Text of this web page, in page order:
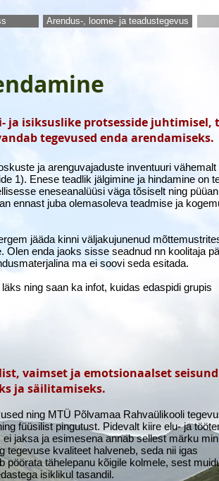
Arendus-, loome- ja teadustegevus
ja isiksuslike protsesside juhtimisel,
tegevused enda arendamiseks.
ja arenguvajaduste inventuuri
1). Enese teadlik jälgimine ja hindamine on
eneseanalüüsi väga tõsiselt ning
ennast juba olemasoleva teadmise ja
jääda kinni väljakujunenud
enda jaoks sisse seadnud nn koolitaja
ma ei soovi seda esitada.
ning saan ka infot, kuidas edaspidi grupis
vaimset ja emotsionaalset
ja säilitamiseks.
ning MTÜ Põlvamaa Rahvaülikooli
füüsilist pingutust. Pidevalt kiire elu- ja
jaksa ja esimesena annab sellest märku
tegevuse kvaliteet halveneb, seda nii igas
pöörata tähelepanu kõigile kolmele, sest
isiklikul tasandil.